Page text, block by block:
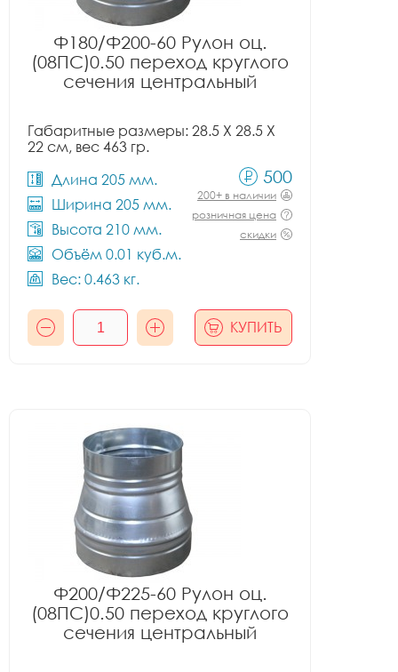
Ф180/Ф200-60 Рулон оц.
(08ПС)0.50 переход круглого
сечения центральный
Габаритные размеры: 28.5 X 28.5 X
22 см, вес 463 гр.
Длина 205 мм.
Ширина 205 мм.
Высота 210 мм.
Объём 0.01 куб.м.
Вес: 0.463 кг.
500
200+ в наличии
розничная цена
скидки
КУПИТЬ
Ф200/Ф225-60 Рулон оц.
(08ПС)0.50 переход круглого
сечения центральный